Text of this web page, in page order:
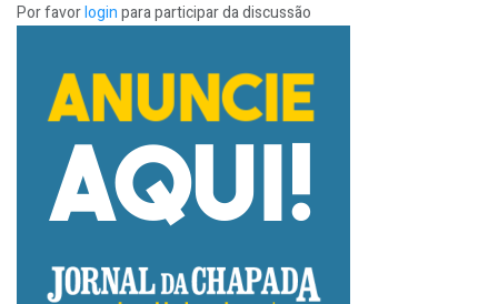
Por favorloginpara participar da discussão